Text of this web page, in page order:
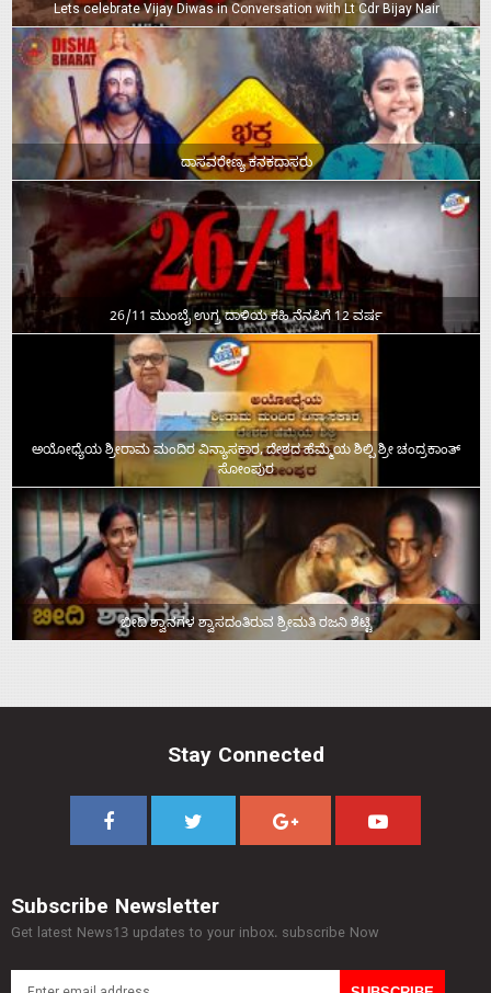
Lets celebrate Vijay Diwas in Conversation with Lt Cdr Bijay Nair
ದಾಸವರೇಣ್ಯ ಕನಕದಾಸರು
26/11 ಮುಂಬೈ ಉಗ್ರ ದಾಳಿಯ ಕಹಿ ನೆನಪಿಗೆ 12 ವರ್ಷ
ಅಯೋಧ್ಯೆಯ ಶ್ರೀರಾಮ ಮಂದಿರ ವಿನ್ಯಾಸಕಾರ, ದೇಶದ ಹೆಮ್ಮೆಯ ಶಿಲ್ಪಿ ಶ್ರೀ ಚಂದ್ರಕಾಂತ್‌
ಸೋಂಪುರ
ಬೀದಿ ಶ್ವಾನಗಳ ಶ್ವಾಸದಂತಿರುವ ಶ್ರೀಮತಿ ರಜನಿ ಶೆಟ್ಟಿ
Stay Connected
Subscribe Newsletter
Get latest News13 updates to your inbox. subscribe Now